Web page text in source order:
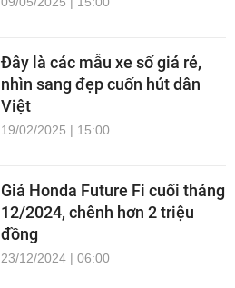
Đây là các mẫu xe số giá rẻ,
nhìn sang đẹp cuốn hút dân
Việt
19/02/2025 | 15:00
Giá Honda Future Fi cuối tháng
12/2024, chênh hơn 2 triệu
đồng
23/12/2024 | 06:00